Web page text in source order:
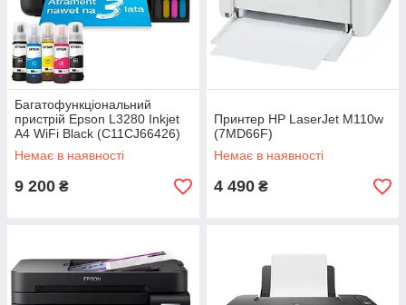
Багатофункціональний
пристрій Epson L3280 Inkjet
A4 WiFi Black (C11CJ66426)
Немає в наявності
9 200 ₴
Принтер HP LaserJet M110w
(7MD66F)
Немає в наявності
4 490 ₴